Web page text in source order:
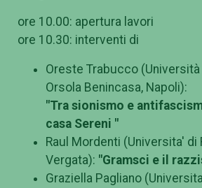
ore 10.00: apertura lavori
ore 10.30: interventi di
Oreste Trabucco
Orsola Benincasa, Napoli):
"Tra sionismo e
casa Sereni "
Raul Mordenti (Universita' di
Vergata): "Gramsci e il
Graziella Pagliano